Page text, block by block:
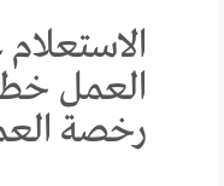
العمل
رخصة